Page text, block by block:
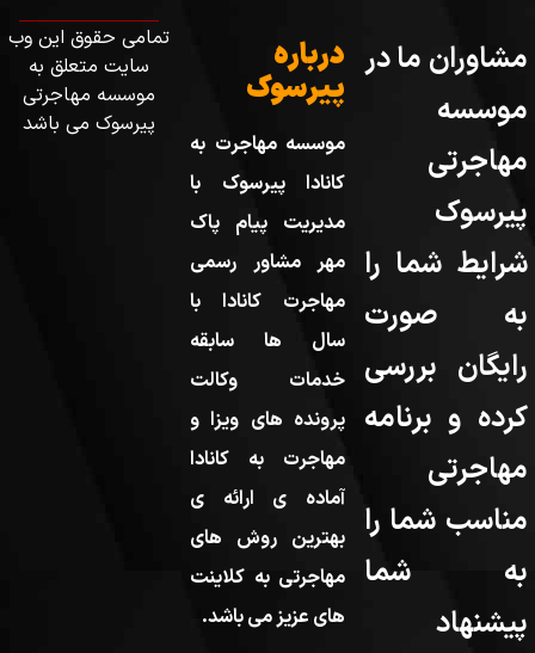
مشاوران ما در
موسسه
مهاجرتی
پیرسوک
شرایط شما را
به صورت
رایگان بررسی
کرده و برنامه
مهاجرتی
مناسب شما را
به شما
پیشنهاد
درباره
پیرسوک
موسسه مهاجرت به
کانادا پیرسوک با
مدیریت پیام پاک
مهر مشاور رسمی
مهاجرت کانادا با
سال ها سابقه
خدمات وکالت
پرونده های ویزا و
مهاجرت به کانادا
آماده ی ارائه ی
بهترین روش های
مهاجرتی به کلاینت
های عزیز می باشد.
تمامی حقوق این وب
سایت متعلق به
موسسه مهاجرتی
پیرسوک می باشد